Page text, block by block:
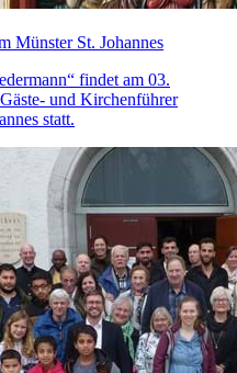
Münster St. Johannes
findet am 03.
und Kirchenführer
statt.